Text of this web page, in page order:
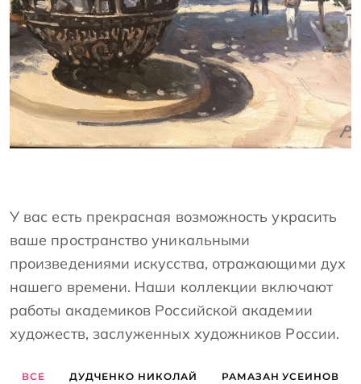
РАФАЭЛЬ ЛУКЬЯНОВ
У вас есть прекрасная возможность украсить
ваше пространство уникальными
произведениями искусства, отражающими дух
нашего времени. Наши коллекции включают
работы академиков Российской академии
художеств, заслуженных художников России.
ВСЕ ДУДЧЕНКО НИКОЛАЙ РАМАЗАН УСЕИНОВ